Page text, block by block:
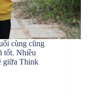
cùng cũng
tốt. Nhiều
giữa Think